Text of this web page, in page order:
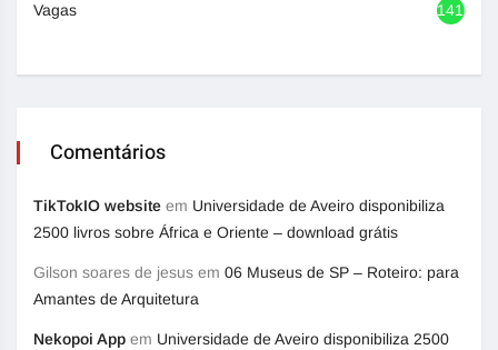
Vagas 1416
Comentários
TikTokIO website em Universidade de Aveiro disponibiliza
2500 livros sobre África e Oriente – download grátis
Gilson soares de jesus em 06 Museus de SP – Roteiro: para
Amantes de Arquitetura
Nekopoi App em Universidade de Aveiro disponibiliza 2500